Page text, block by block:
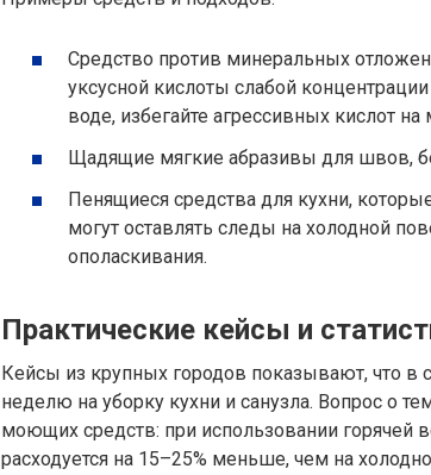
Средство против минеральных
уксусной кислоты слабой
воде, избегайте агрессивных кислот
Щадящие мягкие абразивы для швов,
Пенящиеся средства для кухни,
могут оставлять следы на холодной
ополаскивания.
Практические кейсы и
Кейсы из крупных городов показывают, что в
неделю на уборку кухни и санузла. Вопрос о
моющих средств: при использовании горячей
расходуется на 15–25% меньше, чем на